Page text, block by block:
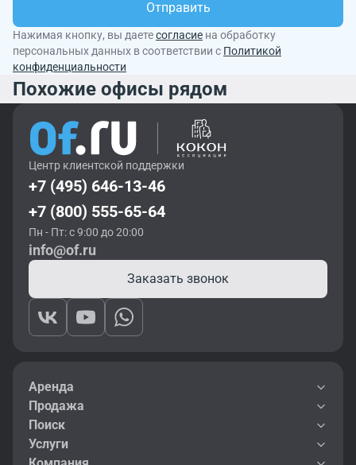
Отправить
Нажимая кнопку, вы даетесогласие на обработку
персональных данных в соответствии с Политикой
конфиденциальности
Похожие офисы рядом
Центр клиентской поддержки
+7 (495) 646-13-46
+7 (800) 555-65-64
Пн - Пт: с 9:00 до 20:00
info@of.ru
Заказать звонок
Аренда
Продажа
Поиск
Услуги